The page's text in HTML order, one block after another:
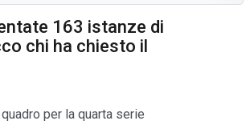
163 istanze di
chi ha chiesto il
per la quarta serie